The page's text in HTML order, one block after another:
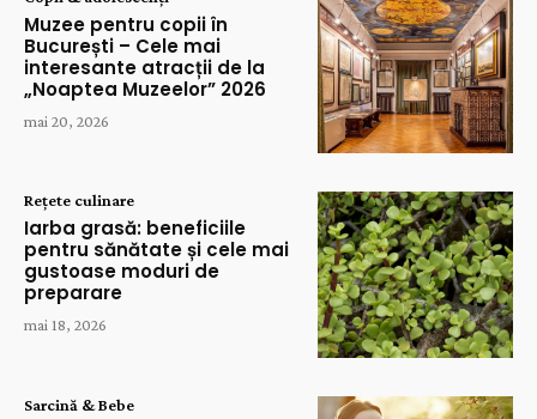
Muzee pentru copii în
București – Cele mai
interesante atracții de la
„Noaptea Muzeelor” 2026
mai 20, 2026
Rețete culinare
Iarba grasă: beneficiile
pentru sănătate și cele mai
gustoase moduri de
preparare
mai 18, 2026
Sarcină & Bebe